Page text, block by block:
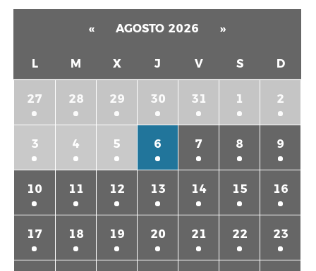
« AGOSTO 2026 »
L M X J V S D
27 28 29 30 31 1 2
3 4 5 6 7 8 9
10 11 12 13 14 15 16
17 18 19 20 21 22 23